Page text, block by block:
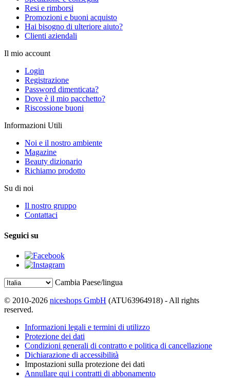
Resi e rimborsi
Promozioni e buoni acquisto
Hai bisogno di ulteriore aiuto?
Clienti aziendali
Il mio account
Login
Registrazione
Password dimenticata?
Dove è il mio pacchetto?
Riscossione buoni
Informazioni Utili
Noi e il nostro ambiente
Magazine
Beauty dizionario
Richiamo prodotto
Su di noi
Il nostro gruppo
Contattaci
Seguici su
Cambia Paese/lingua
© 2010-2026 niceshops GmbH (ATU63964918) - All rights
reserved.
Informazioni legali e termini di utilizzo
Protezione dei dati
Condizioni generali di contratto e politica di cancellazione
Dichiarazione di accessibilità
Impostazioni sulla protezione dei dati
Annullare qui i contratti di abbonamento